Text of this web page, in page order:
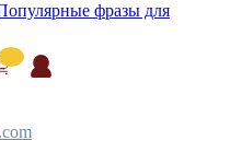
фразы для